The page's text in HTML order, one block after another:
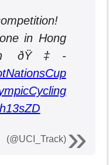
in Hong
ðŸ‡­